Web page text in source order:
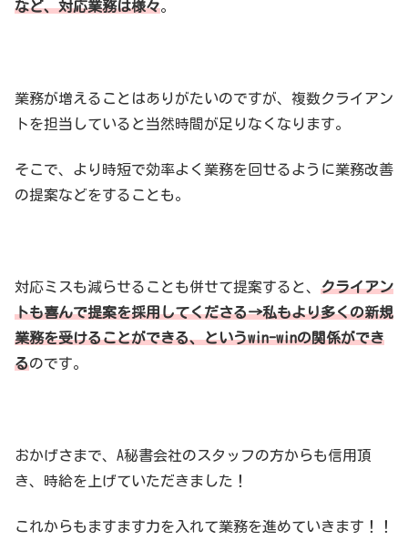
など、対応業務は様々。
業務が増えることはありがたいのですが、複数クライアン
トを担当していると当然時間が足りなくなります。
そこで、より時短で効率よく業務を回せるように業務改善
の提案などをすることも。
対応ミスも減らせることも併せて提案すると、 クライアン
トも喜んで提案を採用してくださる→私もより多くの新規
業務を受けることができる、というwin-winの関係ができ
るのです。
おかげさまで、A秘書会社のスタッフの方からも信用頂
き、時給を上げていただきました！
これからもますます力を入れて業務を進めていきます！！